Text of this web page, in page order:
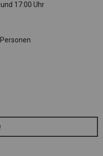
17:00 Uhr